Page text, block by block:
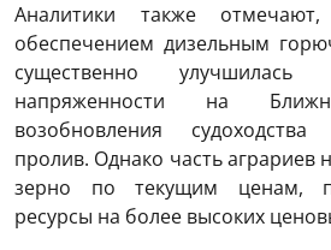
Аналитики также
обеспечением дизельным
существенно
напряженности на
возобновления
пролив. Однако часть аграриев
зерно по текущим ценам,
ресурсы на более высоких